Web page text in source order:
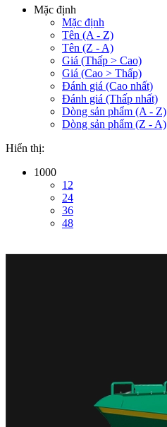
Mặc định
Mặc định
Tên (A - Z)
Tên (Z - A)
Giá (Thấp > Cao)
Giá (Cao > Thấp)
Đánh giá (Cao nhất)
Đánh giá (Thấp nhất)
Dòng sản phẩm (A - Z)
Dòng sản phẩm (Z - A)
Hiển thị:
1000
12
24
36
48